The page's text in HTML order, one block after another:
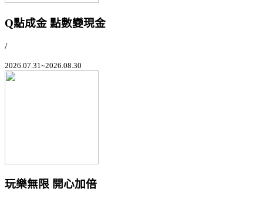
Q點成金 點數變現金
/
2026.07.31~2026.08.30
玩樂無限 開心加倍